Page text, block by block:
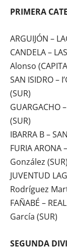
PRIMERA
ARGUIJÓN –
CANDELA –
Alonso
SAN ISIDRO –
(SUR)
GUARGACHO
(SUR)
IBARRA B –
FURIA ARONA
González (SUR)
JUVENTUD
Rodríguez
FAÑABÉ –
García (SUR)
SEGUNDA